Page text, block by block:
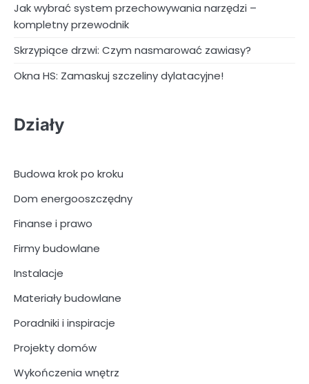
Jak wybrać system przechowywania narzędzi –
kompletny przewodnik
Skrzypiące drzwi: Czym nasmarować zawiasy?
Okna HS: Zamaskuj szczeliny dylatacyjne!
Działy
Budowa krok po kroku
Dom energooszczędny
Finanse i prawo
Firmy budowlane
Instalacje
Materiały budowlane
Poradniki i inspiracje
Projekty domów
Wykończenia wnętrz